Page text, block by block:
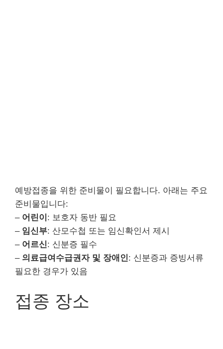
예방접종을 위한 준비물이 필요합니다. 아래는 주요
준비물입니다:
– 어린이 : 보호자 동반 필요
– 임신부: 산모수첩 또는 임신확인서 제시
– 어르신: 신분증 필수
– 의료급여수급권자 및 장애인: 신분증과 증빙서류
필요한 경우가 있음
접종 장소